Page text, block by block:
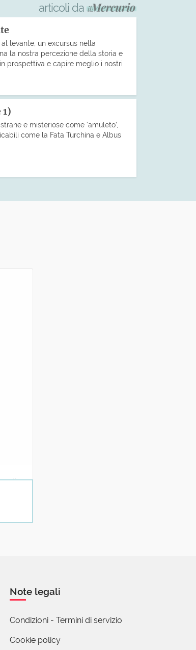
articoli da
levante, un excursus nella
la nostra percezione della storia e
prospettiva e capire meglio i nostri
e misteriose come ‘amuleto’,
come la Fata Turchina e Albus
Note legali
Condizioni - Termini di servizio
Cookie policy